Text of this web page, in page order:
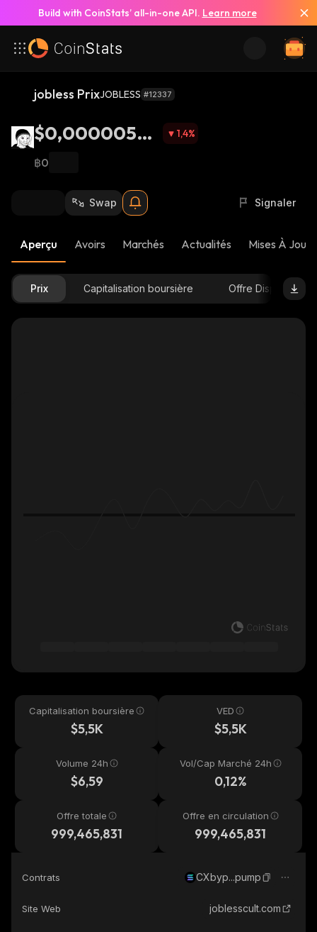
Build with CoinStats’ all-in-one API. Learn more
jobless PrixJOBLESS #12337
$0,00000550
7
1,4%
฿0
Swap Signaler
Aperçu Avoirs Marchés Actualités Mises À Jour
Prix Capitalisation boursière Offre Disponible
Capitalisation boursière
$5,5K
VED
$5,5K
Volume 24h
$6,59
Vol/Cap Marché 24h
0,12%
Offre totale
999,465,831
Offre en circulation
999,465,831
Contrats CXbyp...pump
Site Web joblesscult.com